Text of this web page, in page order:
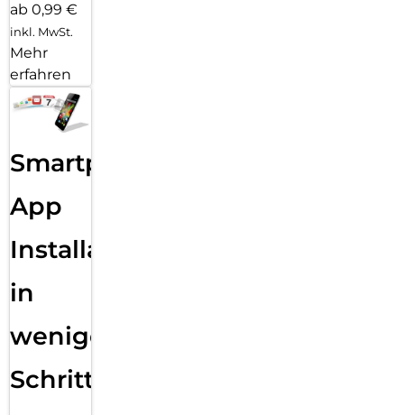
ab 0,99 €
inkl. MwSt.
Mehr
erfahren
Smartphone
App
Installation
in
wenigen
Schritten